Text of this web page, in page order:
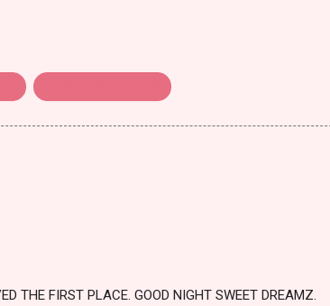
THE FIRST PLACE. GOOD NIGHT SWEET DREAMZ.